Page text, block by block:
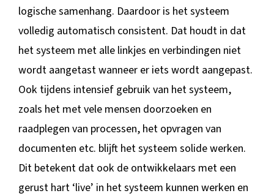
logische samenhang. Daardoor is het systeem
volledig automatisch consistent. Dat houdt in dat
het systeem met alle linkjes en verbindingen niet
wordt aangetast wanneer er iets wordt aangepast.
Ook tijdens intensief gebruik van het systeem,
zoals het met vele mensen doorzoeken en
raadplegen van processen, het opvragen van
documenten etc. blijft het systeem solide werken.
Dit betekent dat ook de ontwikkelaars met een
gerust hart ‘live’ in het systeem kunnen werken en